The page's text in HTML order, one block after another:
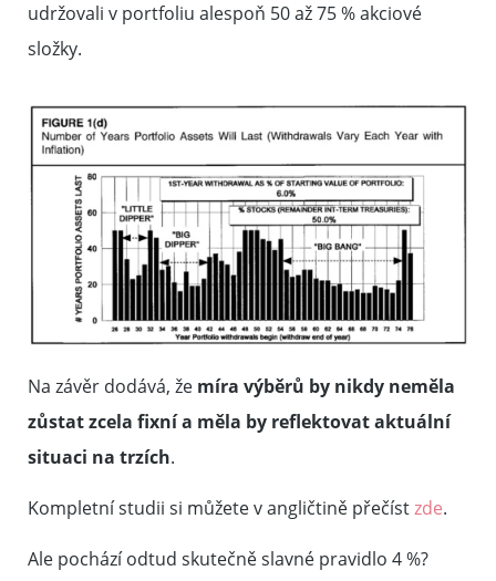
udržovali v portfoliu alespoň 50 až 75 % akciové
složky.
Na závěr dodává, že míra výběrů by nikdy neměla
zůstat zcela fixní a měla by reflektovat aktuální
situaci na trzích.
Kompletní studii si můžete v angličtině přečístzde.
Ale pochází odtud skutečně slavné pravidlo 4 %?